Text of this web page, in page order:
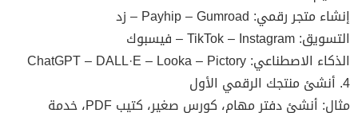
إنشاء متجر رقمي: Payhip – Gumroad – زد
التسويق: TikTok – Instagram – فيسبوك
الذكاء الاصطناعي: ChatGPT – DALL·E – Looka – Pictory
4. أنشئ منتجك الرقمي الأول
مثال: أنشئ دفتر مهام، كورس صغير، كتيب PDF، خدمة